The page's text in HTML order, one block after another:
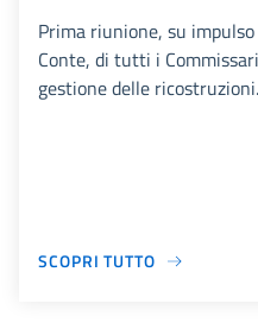
Prima riunione, su
Conte, di tutti i
gestione delle ricostruzioni.
SCOPRI TUTTO